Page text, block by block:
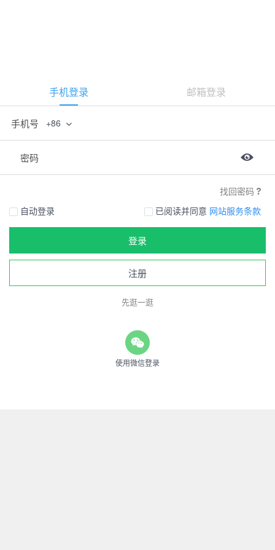
手机登录 邮箱登录
手机号 +86
密码
找回密码
自动登录
已阅读并同意 网站服务条款
登录
注册
先逛一逛
使用微信登录